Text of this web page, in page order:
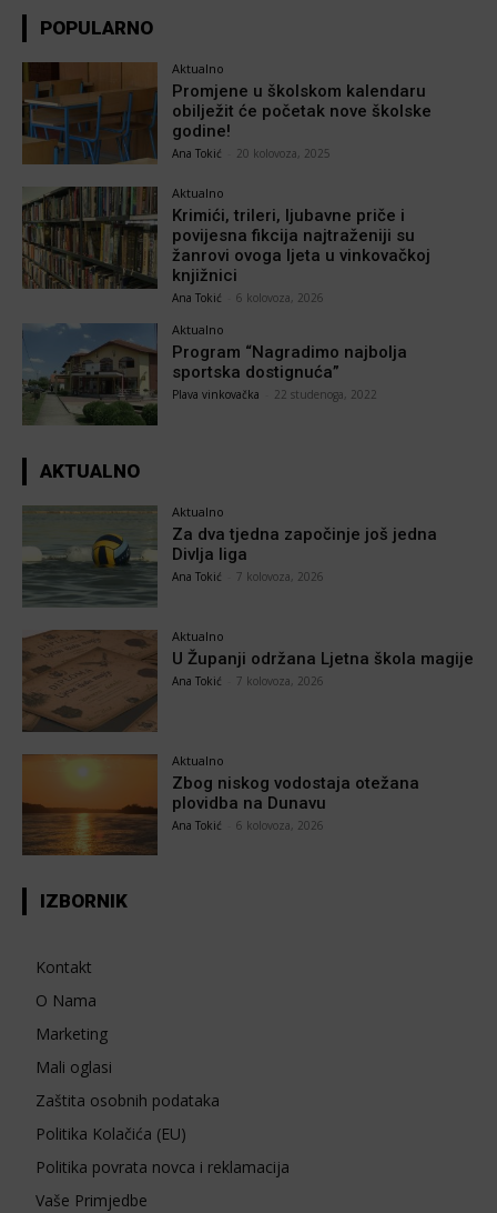
POPULARNO
Aktualno
Promjene u školskom kalendaru
obilježit će početak nove školske
godine!
Ana Tokić 20 kolovoza, 2025
Aktualno
Krimići, trileri, ljubavne priče i
povijesna fikcija najtraženiji su
žanrovi ovoga ljeta u vinkovačkoj
knjižnici
Ana Tokić 6 kolovoza, 2026
Aktualno
Program “Nagradimo najbolja
sportska dostignuća”
Plava vinkovačka 22 studenoga, 2022
AKTUALNO
Aktualno
Za dva tjedna započinje još jedna
Divlja liga
Ana Tokić 7 kolovoza, 2026
Aktualno
U Županji održana Ljetna škola magije
Ana Tokić 7 kolovoza, 2026
Aktualno
Zbog niskog vodostaja otežana
plovidba na Dunavu
Ana Tokić 6 kolovoza, 2026
IZBORNIK
Kontakt
O Nama
Marketing
Mali oglasi
Zaštita osobnih podataka
Politika Kolačića (EU)
Politika povrata novca i reklamacija
Vaše Primjedbe